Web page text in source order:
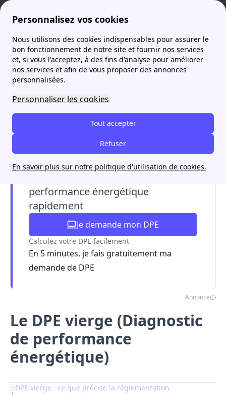
Personnalisez vos cookies
Nous utilisons des cookies indispensables pour assurer le
bon fonctionnement de notre site et fournir nos services
et, si vous l'acceptez, à des fins d'analyse pour améliorer
nos services et afin de vous proposer des annonces
personnalisées.
Personnaliser les cookies
Tout accepter
Refuser
En savoir plus sur notre politique d'utilisation de cookies.
Agence France Électricité More Bilan énergétique Le DPE vierge (Diagnostic de performance énergétique)
performance énergétique
rapidement
Je demande mon DPE
Calculez votre DPE facilement
En 5 minutes, je fais gratuitement ma
demande de DPE
Annonce
Le DPE vierge (Diagnostic
de performance
énergétique)
Table of Contents
DPE vierge : ce que précise la réglementation